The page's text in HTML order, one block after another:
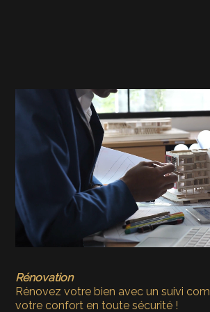
Rénovation
Rénovez votre bien avec un suivi
votre confort en toute sécurité !